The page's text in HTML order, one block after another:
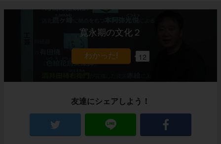
寛永期の文化２
12
友達にシェアしよう！